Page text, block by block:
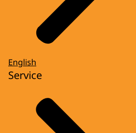
English
Service